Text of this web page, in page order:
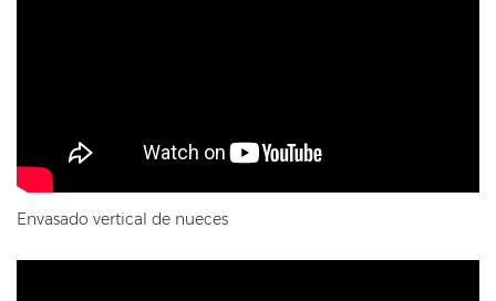
Envasado vertical de nueces